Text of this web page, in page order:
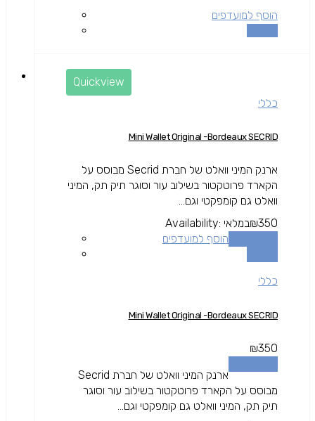
הוסף למועדפים
Quickview
כללי
Mini Wallet Original -Bordeaux SECRID
ארנק המיני וואלט של חברת Secrid מבוסס על
הקארד פרוטקטור בשילוב עור וסוגר תיק תק, המיני
וואלט גם קומפקטי וגם...
₪350
Availability: במלאי
הוסף למועדפים
כללי
Mini Wallet Original -Bordeaux SECRID
₪350
ארנק המיני וואלט של חברת Secrid
מבוסס על הקארד פרוטקטור בשילוב עור וסוגר
תיק תק, המיני וואלט גם קומפקטי וגם...